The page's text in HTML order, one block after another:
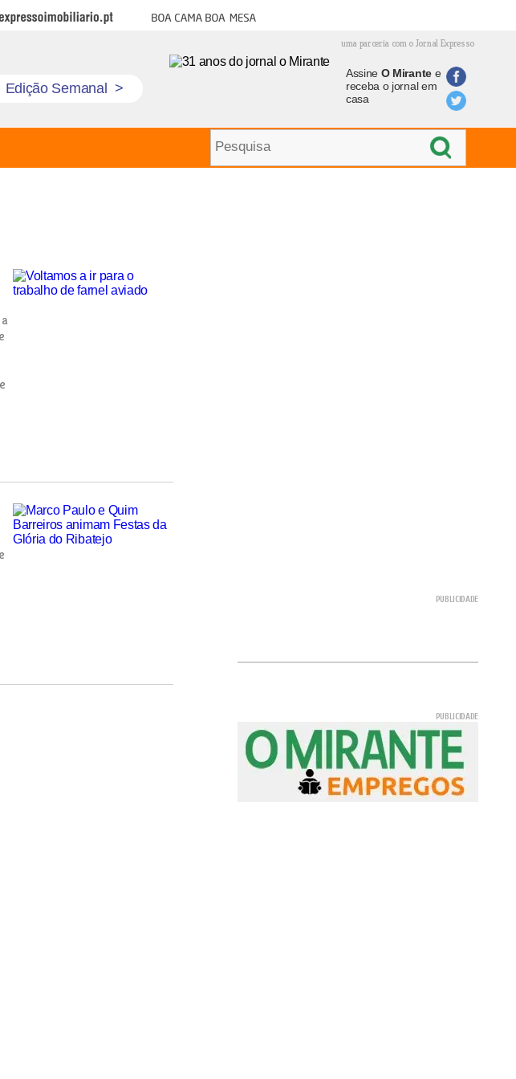
Expresso Imobiliário Boa cama boa mesa
uma parceria com o Jornal Expresso
Edição Semanal >
Assine O Mirantee
receba o jornal em
casa